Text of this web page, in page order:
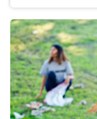
palankios oro
darbus šiemet